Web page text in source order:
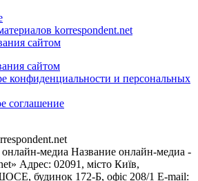
korrespondent.net
сайтом
сайтом
конфиденциальности и персональных
соглашение
медиа Название онлайн-медиа -
Адрес: 02091, місто Київ,
будинок 172-Б, офіс 208/1 E-mail: